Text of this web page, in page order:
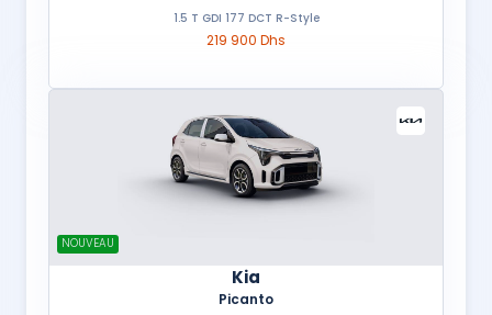
1.5 T GDI 177 DCT R-Style
219 900 Dhs
NOUVEAU
Kia
Picanto